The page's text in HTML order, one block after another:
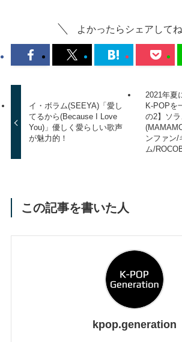
よかったらシェアしてね
イ・ボラム(SEEYA)「愛し
てるから(Because I Love
You)」優しく愛らしい歌声
が魅力的！
2021年夏
K-POPを
の2】ソ
ンファン/
ム/
この記事を書いた人
kpop.generation